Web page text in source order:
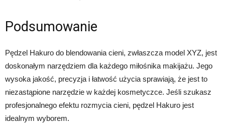
Podsumowanie
Pędzel Hakuro do blendowania cieni, zwłaszcza model XYZ, jest
doskonałym narzędziem dla każdego miłośnika makijażu. Jego
wysoka jakość, precyzja i łatwość użycia sprawiają, że jest to
niezastąpione narzędzie w każdej kosmetyczce. Jeśli szukasz
profesjonalnego efektu rozmycia cieni, pędzel Hakuro jest
idealnym wyborem.